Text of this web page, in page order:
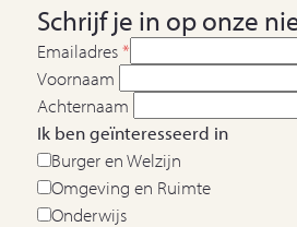
Schrijf je in op onze
Emailadres*
Voornaam
Achternaam
Ik ben geïnteresseerd in
Burger en Welzijn
Omgeving en Ruimte
Onderwijs